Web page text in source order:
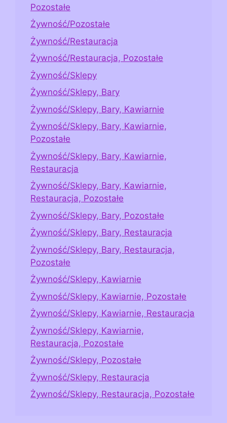
Pozostałe
Żywność/Pozostałe
Żywność/Restauracja
Żywność/Restauracja, Pozostałe
Żywność/Sklepy
Żywność/Sklepy, Bary
Żywność/Sklepy, Bary, Kawiarnie
Żywność/Sklepy, Bary, Kawiarnie,
Pozostałe
Żywność/Sklepy, Bary, Kawiarnie,
Restauracja
Żywność/Sklepy, Bary, Kawiarnie,
Restauracja, Pozostałe
Żywność/Sklepy, Bary, Pozostałe
Żywność/Sklepy, Bary, Restauracja
Żywność/Sklepy, Bary, Restauracja,
Pozostałe
Żywność/Sklepy, Kawiarnie
Żywność/Sklepy, Kawiarnie, Pozostałe
Żywność/Sklepy, Kawiarnie, Restauracja
Żywność/Sklepy, Kawiarnie,
Restauracja, Pozostałe
Żywność/Sklepy, Pozostałe
Żywność/Sklepy, Restauracja
Żywność/Sklepy, Restauracja, Pozostałe